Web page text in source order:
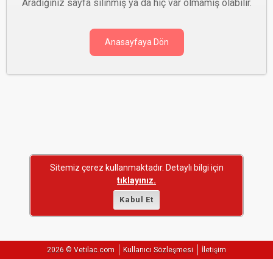
Aradığınız sayfa silinmiş ya da hiç var olmamış olabilir.
Anasayfaya Dön
2026 © Vetilac.com Kullanıcı Sözleşmesi İletişim
Sitemiz çerez kullanmaktadır. Detaylı bilgi için
tıklayınız.
Kabul Et